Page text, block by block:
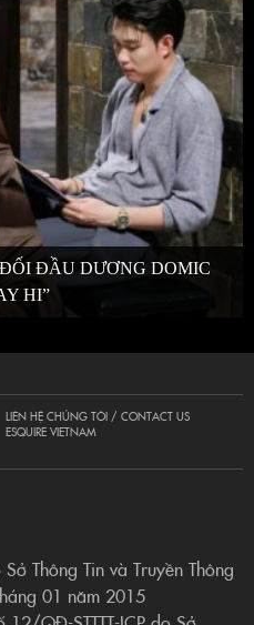
ĐẦU DƯƠNG DOMIC
HI”
LIÊN HỆ CHÚNG TÔI / CONTACT US
ESQUIRE VIETNAM
Thông Tin và Truyền Thông
01 năm 2015